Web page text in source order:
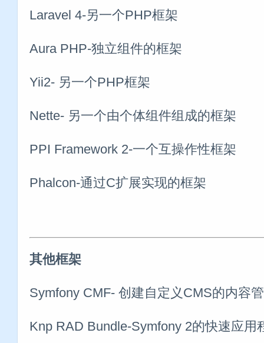
Laravel 4-另一个PHP框架
Aura PHP-独立组件的框架
Yii2- 另一个PHP框架
Nette- 另一个由个体组件组成的框架
PPI Framework 2-一个互操作性框架
Phalcon-通过C扩展实现的框架
其他框架
Symfony CMF- 创建自定义CMS的内容
Knp RAD Bundle-Symfony 2的快速应用